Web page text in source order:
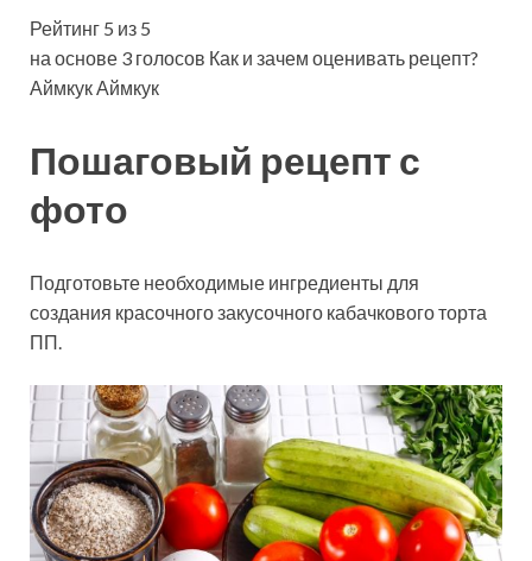
Рейтинг 5 из 5
на основе 3 голосов Как и зачем оценивать рецепт?
Аймкук Аймкук
Пошаговый рецепт с
фото
Подготовьте необходимые ингредиенты для
создания красочного закусочного кабачкового торта
ПП.